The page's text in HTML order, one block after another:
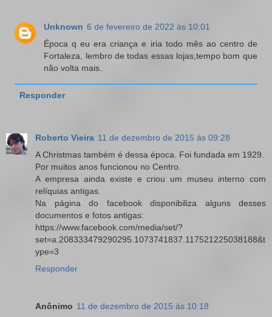
Unknown 6 de fevereiro de 2022 às 10:01
Época q eu era criança e iria todo mês ao centro de
Fortaleza, lembro de todas essas lojas,tempo bom que
não volta mais.
Responder
Roberto Vieira 11 de dezembro de 2015 às 09:28
A Christmas também é dessa época. Foi fundada em 1929.
Por muitos anos funcionou no Centro.
A empresa ainda existe e criou um museu interno com
relíquias antigas.
Na página do facebook disponibiliza alguns desses
documentos e fotos antigas:
https://www.facebook.com/media/set/?
set=a.208333479290295.1073741837.117521225038188&t
ype=3
Responder
Anônimo 11 de dezembro de 2015 às 10:18